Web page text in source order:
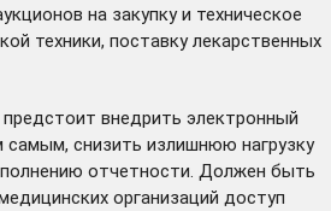
на закупку и техническое
техники, поставку лекарственных
внедрить электронный
снизить излишнюю нагрузку
отчетности. Должен быть
организаций доступ